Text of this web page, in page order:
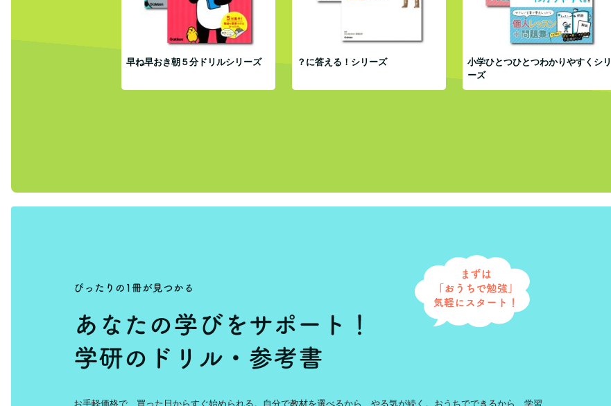
早ね早おき朝５分ドリルシリーズ ？に答える！シリーズ
小学ひとつひとつわかりやすくシリ
ーズ
お手軽価格で、買った日からすぐ始められる。自分で教材を選べるから、やる気が続く。おうちでできるから、学習